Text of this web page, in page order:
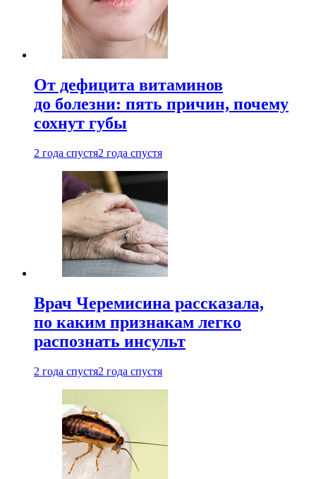
От дефицита витаминов
до болезни: пять причин, почему
сохнут губы
2 года спустя2 года спустя
Врач Черемисина рассказала,
по каким признакам легко
распознать инсульт
2 года спустя2 года спустя